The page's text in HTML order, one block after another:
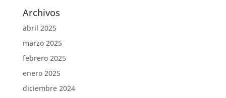
Archivos
abril 2025
marzo 2025
febrero 2025
enero 2025
diciembre 2024